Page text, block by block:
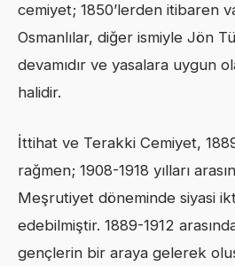
cemiyet; 1850’lerden itibaren
Osmanlılar, diğer ismiyle Jön
devamıdır ve yasalara uygun
halidir.
İttihat ve Terakki Cemiyet,
rağmen; 1908-1918 yılları
Meşrutiyet döneminde siyasi
edebilmiştir. 1889-1912
gençlerin bir araya gelerek